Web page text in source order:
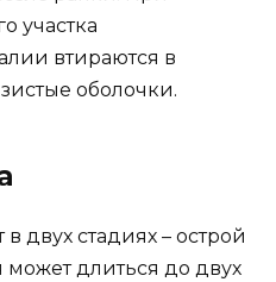
участка
втираются в
оболочки.
двух стадиях – острой
длиться до двух